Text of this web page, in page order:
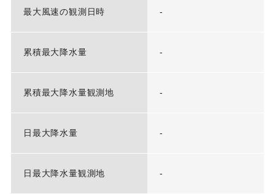
最大風速の観測日時 -
累積最大降水量 -
累積最大降水量観測地 -
日最大降水量 -
日最大降水量観測地 -